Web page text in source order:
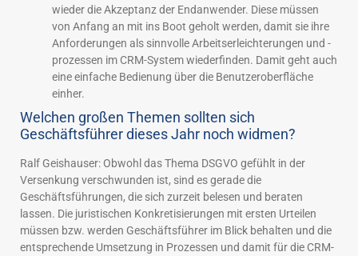
wieder die Akzeptanz der Endanwender. Diese müssen
von Anfang an mit ins Boot geholt werden, damit sie ihre
Anforderungen als sinnvolle Arbeitserleichterungen und -
prozessen im CRM-System wiederfinden. Damit geht auch
eine einfache Bedienung über die Benutzeroberfläche
einher.
Welchen großen Themen sollten sich
Geschäftsführer dieses Jahr noch widmen?
Ralf Geishauser: Obwohl das Thema DSGVO gefühlt in der
Versenkung verschwunden ist, sind es gerade die
Geschäftsführungen, die sich zurzeit belesen und beraten
lassen. Die juristischen Konkretisierungen mit ersten Urteilen
müssen bzw. werden Geschäftsführer im Blick behalten und die
entsprechende Umsetzung in Prozessen und damit für die CRM-